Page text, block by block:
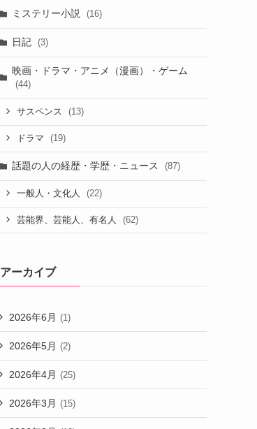
ミステリー小説 (16)
日記 (3)
映画・ドラマ・アニメ（漫画）・ゲーム
(44)
サスペンス (13)
ドラマ (19)
話題の人の経歴・学歴・ニュース (87)
一般人・文化人 (22)
芸能界、芸能人、有名人 (62)
アーカイブ
2026年6月 (1)
2026年5月 (2)
2026年4月 (25)
2026年3月 (15)